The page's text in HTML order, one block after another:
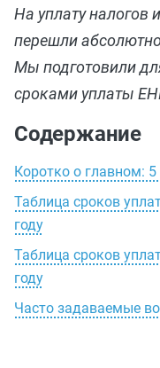
На уплату налогов
перешли
Мы подготовили
сроками уплаты
Содержание
Коротко о главном: 5
Таблица сроков
году
Таблица сроков
году
Часто задаваемые